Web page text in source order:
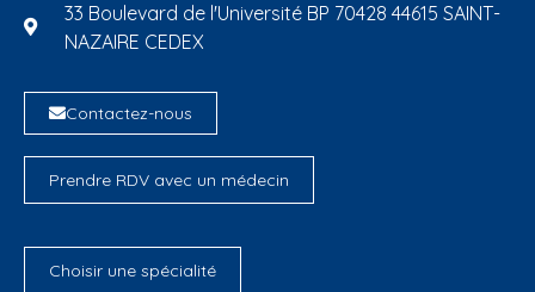
33 Boulevard de l'Université BP 70428 44615 SAINT-
NAZAIRE CEDEX
Contactez-nous
Prendre RDV avec un médecin
Choisir une spécialité